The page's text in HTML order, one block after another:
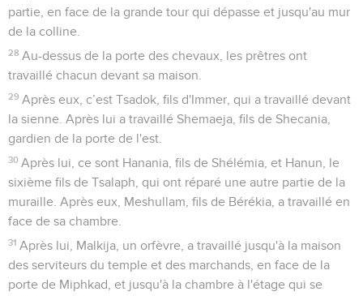
partie, en face de la grande tour qui dépasse et jusqu'au mur
de la colline.
28 Au-dessus de la porte des chevaux, les prêtres ont
travaillé chacun devant sa maison.
29 Après eux, c’est Tsadok, fils d'Immer, qui a travaillé devant
la sienne. Après lui a travaillé Shemaeja, fils de Shecania,
gardien de la porte de l'est.
30 Après lui, ce sont Hanania, fils de Shélémia, et Hanun, le
sixième fils de Tsalaph, qui ont réparé une autre partie de la
muraille. Après eux, Meshullam, fils de Bérékia, a travaillé en
face de sa chambre.
31 Après lui, Malkija, un orfèvre, a travaillé jusqu'à la maison
des serviteurs du temple et des marchands, en face de la
porte de Miphkad, et jusqu'à la chambre à l'étage qui se